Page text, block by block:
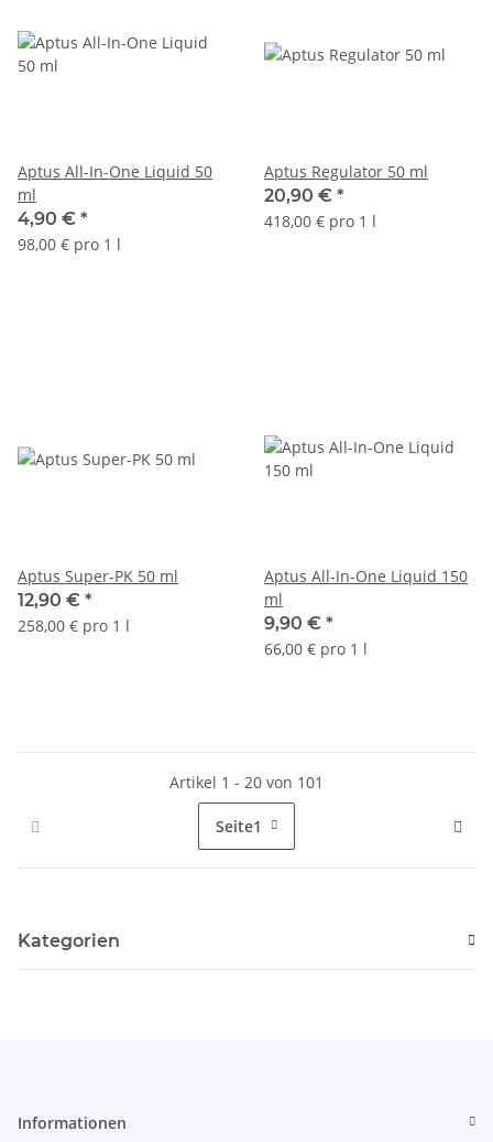
Aptus All-In-One Liquid 50
ml
4,90 € *
98,00 € pro 1 l
Aptus Regulator 50 ml
20,90 € *
418,00 € pro 1 l
Aptus Super-PK 50 ml
12,90 € *
258,00 € pro 1 l
Aptus All-In-One Liquid 150
ml
9,90 € *
66,00 € pro 1 l
Artikel 1 - 20 von 101
Seite1
Kategorien
Informationen